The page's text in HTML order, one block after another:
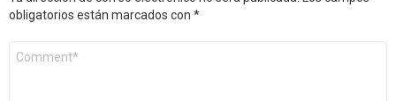
obligatorios están marcados con *